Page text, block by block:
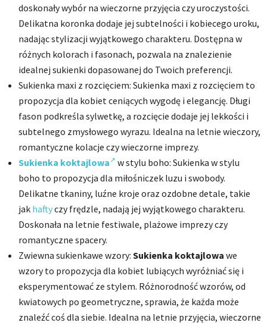
doskonały wybór na wieczorne przyjęcia czy uroczystości.
Delikatna koronka dodaje jej subtelności i kobiecego uroku,
nadając stylizacji wyjątkowego charakteru. Dostępna w
różnych kolorach i fasonach, pozwala na znalezienie
idealnej sukienki dopasowanej do Twoich preferencji.
Sukienka maxi z rozcięciem: Sukienka maxi z rozcięciem to
propozycja dla kobiet ceniących wygodę i elegancję. Długi
fason podkreśla sylwetkę, a rozcięcie dodaje jej lekkości i
subtelnego zmysłowego wyrazu. Idealna na letnie wieczory,
romantyczne kolacje czy wieczorne imprezy.
Sukienka koktajlowa
w stylu boho: Sukienka w stylu
boho to propozycja dla miłośniczek luzu i swobody.
Delikatne tkaniny, luźne kroje oraz ozdobne detale, takie
jak haftyczy frędzle, nadają jej wyjątkowego charakteru.
Doskonała na letnie festiwale, plażowe imprezy czy
romantyczne spacery.
Zwiewna sukienkawe wzory: Sukienka koktajlowa we
wzory to propozycja dla kobiet lubiących wyróżniać się i
eksperymentować ze stylem. Różnorodność wzorów, od
kwiatowych po geometryczne, sprawia, że każda może
znaleźć coś dla siebie. Idealna na letnie przyjęcia, wieczorne